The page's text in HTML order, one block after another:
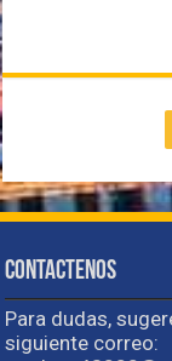
Contactenos
Para dudas,
siguiente correo: